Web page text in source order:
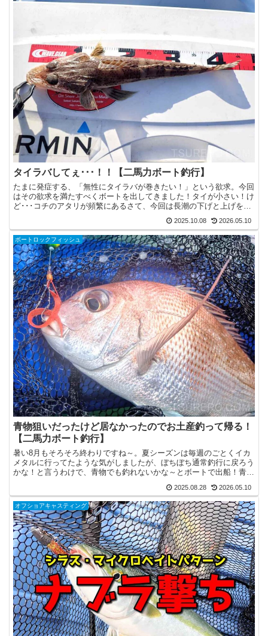
タイラバしてぇ･･･！！【二馬力ボート釣行】
たまに発症する、「無性にタイラバが巻きたい！」という欲求。今回
はその欲求を満たすべくボートを出してきました！タイが小さい！け
ど･･･コチのアタリが頻繁にあるさて、今回は長潮の下げと上げを釣
2025.10.08 2026.05.10
ボートロックフィッシュ
青物狙いだったけど居なかったのでお土産釣って帰る！
【二馬力ボート釣行】
暑い8月もそろそろ終わりですね～。夏シーズンは毎週のごとくイカ
メタルに行ってたような気がしましたが、ぼちぼち通常釣行に戻ろう
かな！と言うわけで、青物でも釣れないかな～とボートで出船！青物
2025.08.28 2026.05.10
オフショアキャスティング